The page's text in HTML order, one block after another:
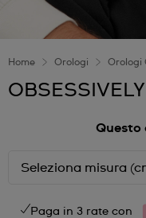
Home Orologi Orologi
Questo
Seleziona misura
Paga in 3 rate con